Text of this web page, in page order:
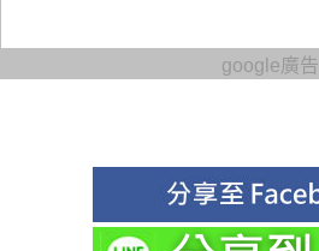
google廣告